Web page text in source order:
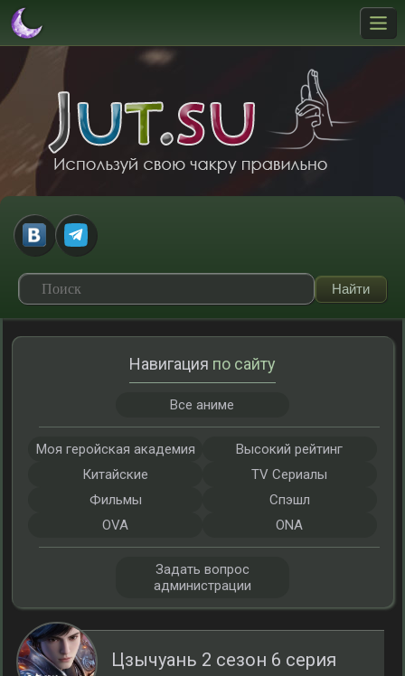
Цзычуань 2 сезон 6 серия
Навигация по сайту
Все аниме
Моя геройская академия
Высокий рейтинг
Китайские
TV Сериалы
Фильмы
Спэшл
OVA
ONA
Задать вопрос
администрации